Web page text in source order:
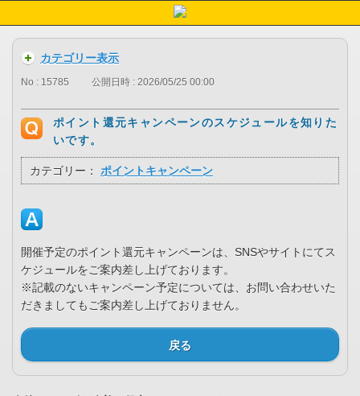
カテゴリー表示
No : 15785 公開日時 : 2026/05/25 00:00
ポイント還元キャンペーンのスケジュールを知りた
いです。
カテゴリー： ポイントキャンペーン
開催予定のポイント還元キャンペーンは、SNSやサイトにてス
ケジュールをご案内差し上げております。
※記載のないキャンペーン予定については、お問い合わせいた
だきましてもご案内差し上げておりません。
戻る